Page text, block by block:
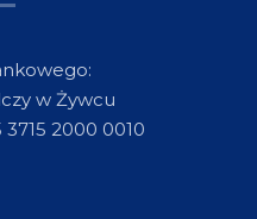
w Żywcu
2000 0010